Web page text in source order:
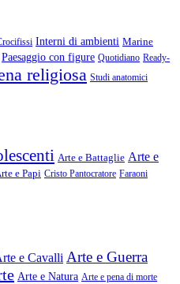
Interni di ambienti Marine
Paesaggio con figure Quotidiano Ready-
religiosa Studi anatomici
Arte e Battaglie Arte e
e Papi Cristo Pantocratore Faraoni
e Cavalli Arte e Guerra
Arte e Natura Arte e pena di morte